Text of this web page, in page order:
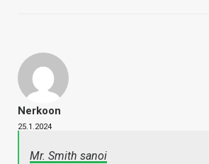
Nerkoon
25.1.2024
Mr. Smith sanoi